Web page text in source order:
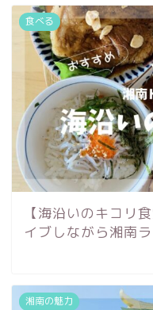
食べる
【海沿いのキコリ
イブしながら湘南
湘南の魅力